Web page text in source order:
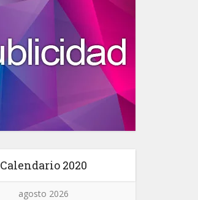
Calendario 2020
agosto 2026